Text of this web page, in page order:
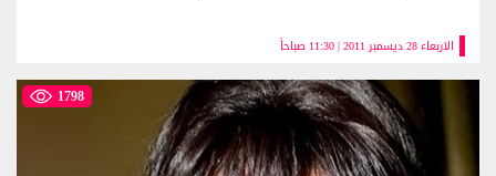
الاربعاء 28 ديسمبر 2011 | 11:30 صباحاً
1798